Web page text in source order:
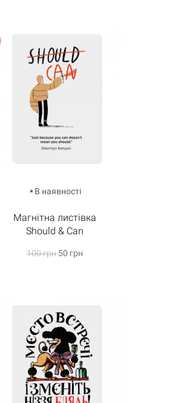
В наявності
Магнітна листівка
Should & Can
100 грн50 грн